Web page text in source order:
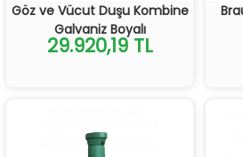
Göz ve Vücut Duşu Kombine
Galvaniz Boyalı
29.920,19 TL